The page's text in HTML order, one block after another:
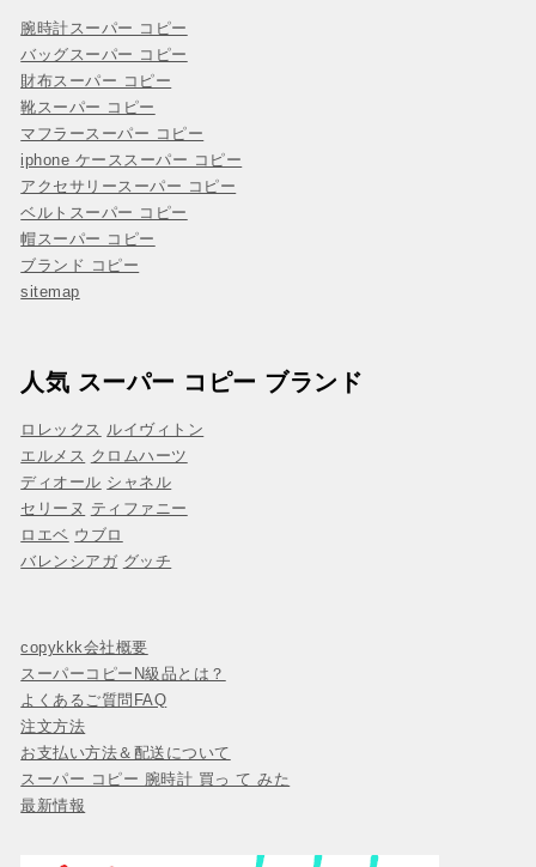
腕時計スーパー コピー
バッグスーパー コピー
財布スーパー コピー
靴スーパー コピー
マフラースーパー コピー
iphone ケーススーパー コピー
アクセサリースーパー コピー
ベルトスーパー コピー
帽スーパー コピー
ブランド コピー
sitemap
人気 スーパー コピー ブランド
ロレックス ルイヴィトン
エルメス クロムハーツ
ディオール シャネル
セリーヌ ティファニー
ロエベ ウブロ
バレンシアガ グッチ
copykkk会社概要
スーパーコピーN級品とは？
よくあるご質問FAQ
注文方法
お支払い方法＆配送について
スーパー コピー 腕時計 買っ て みた
最新情報